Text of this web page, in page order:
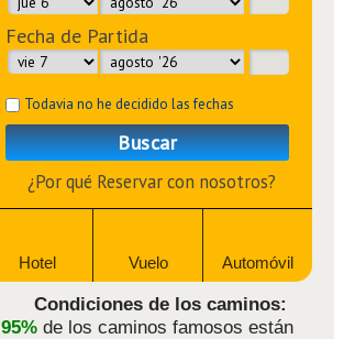
Fecha de Partida
Todavia no he decidido las fechas
Buscar
¿Por qué Reservar con nosotros?
Hotel Vuelo Automóvil
Condiciones de los caminos:
95% de los caminos famosos están